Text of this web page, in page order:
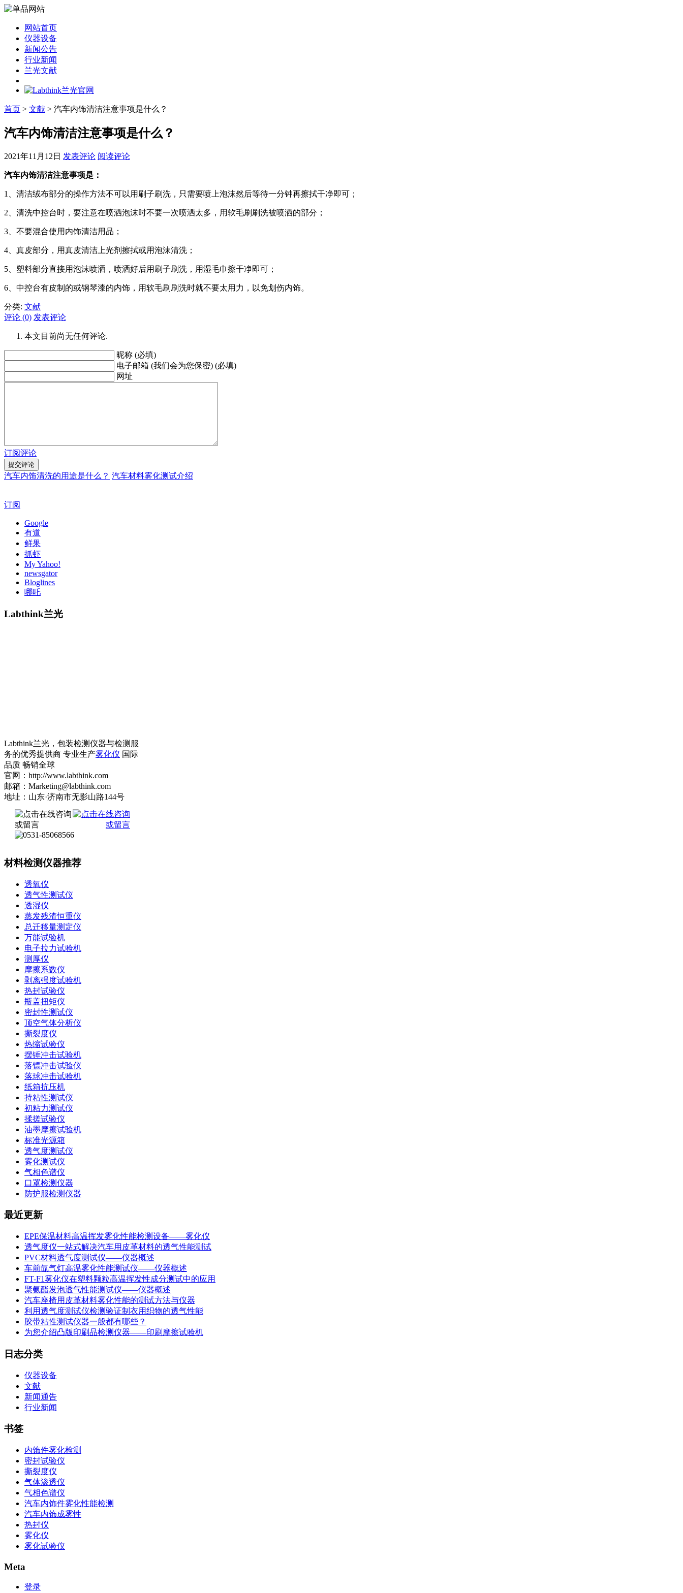
网站首页
仪器设备
新闻公告
行业新闻
兰光文献
首页 > 文献 > 汽车内饰清洁注意事项是什么？
汽车内饰清洁注意事项是什么？
2021年11月12日 发表评论 阅读评论
汽车内饰清洁注意事项是：
1、清洁绒布部分的操作方法不可以用刷子刷洗，只需要喷上泡沫然后等待一分钟再擦拭干净即可；
2、清洗中控台时，要注意在喷洒泡沫时不要一次喷洒太多，用软毛刷刷洗被喷洒的部分；
3、不要混合使用内饰清洁用品；
4、真皮部分，用真皮清洁上光剂擦拭或用泡沫清洗；
5、塑料部分直接用泡沫喷洒，喷洒好后用刷子刷洗，用湿毛巾擦干净即可；
6、中控台有皮制的或钢琴漆的内饰，用软毛刷刷洗时就不要太用力，以免划伤内饰。
分类: 文献
评论 (0) 发表评论
本文目前尚无任何评论.
昵称 (必填)
电子邮箱 (我们会为您保密) (必填)
网址
订阅评论
汽车内饰清洗的用途是什么？ 汽车材料雾化测试介绍
订阅
Google
有道
鲜果
抓虾
My Yahoo!
newsgator
Bloglines
哪吒
Labthink兰光
Labthink兰光，包装检测仪器与检测服
务的优秀提供商 专业生产雾化仪 国际
品质 畅销全球
官网：http://www.labthink.com
邮箱：Marketing@labthink.com
地址：山东·济南市无影山路144号
材料检测仪器推荐
透氧仪
透气性测试仪
透湿仪
蒸发残渣恒重仪
总迁移量测定仪
万能试验机
电子拉力试验机
测厚仪
摩擦系数仪
剥离强度试验机
热封试验仪
瓶盖扭矩仪
密封性测试仪
顶空气体分析仪
撕裂度仪
热缩试验仪
摆锤冲击试验机
落镖冲击试验仪
落球冲击试验机
纸箱抗压机
持粘性测试仪
初粘力测试仪
揉搓试验仪
油墨摩擦试验机
标准光源箱
透气度测试仪
雾化测试仪
气相色谱仪
口罩检测仪器
防护服检测仪器
最近更新
EPE保温材料高温挥发雾化性能检测设备——雾化仪
透气度仪一站式解决汽车用皮革材料的透气性能测试
PVC材料透气度测试仪——仪器概述
车前氙气灯高温雾化性能测试仪——仪器概述
FT-F1雾化仪在塑料颗粒高温挥发性成分测试中的应用
聚氨酯发泡透气性能测试仪——仪器概述
汽车座椅用皮革材料雾化性能的测试方法与仪器
利用透气度测试仪检测验证制衣用织物的透气性能
胶带粘性测试仪器一般都有哪些？
为您介绍凸版印刷品检测仪器——印刷摩擦试验机
日志分类
仪器设备
文献
新闻通告
行业新闻
书签
内饰件雾化检测
密封试验仪
撕裂度仪
气体渗透仪
气相色谱仪
汽车内饰件雾化性能检测
汽车内饰成雾性
热封仪
雾化仪
雾化试验仪
Meta
登录